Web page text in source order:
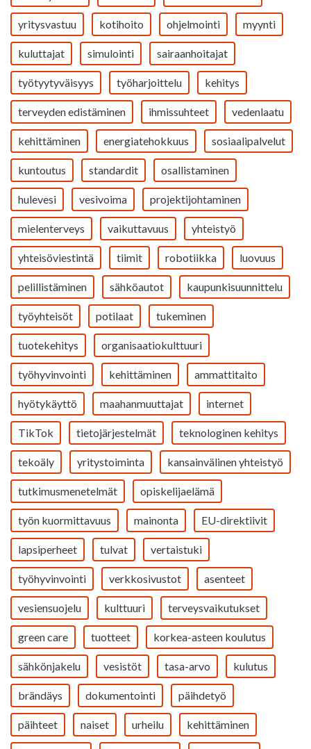
yritysvastuu kotihoito ohjelmointi myynti
kuluttajat simulointi sairaanhoitajat
työtyytyväisyys työharjoittelu kehitys
terveyden edistäminen ihmissuhteet vedenlaatu
kehittäminen energiatehokkuus sosiaalipalvelut
kuntoutus standardit osallistaminen
hulevesi vesivoima projektijohtaminen
mielenterveys vaikuttavuus yhteistyö
yhteisöviestintä tiimit robotiikka luovuus
pelillistäminen sähköautot kaupunkisuunnittelu
työyhteisöt potilaat tukeminen
tuotekehitys organisaatiokulttuuri
työhyvinvointi kehittäminen ammattitaito
hyötykäyttö maahanmuuttajat internet
TikTok tietojärjestelmät teknologinen kehitys
tekoäly yritystoiminta kansainvälinen yhteistyö
tutkimusmenetelmät opiskelijaelämä
työn kuormittavuus mainonta EU-direktiivit
lapsiperheet tulvat vertaistuki
työhyvinvointi verkkosivustot asenteet
vesiensuojelu kulttuuri terveysvaikutukset
green care tuotteet korkea-asteen koulutus
sähkönjakelu vesistöt tasa-arvo kulutus
brändäys dokumentointi päihdetyö
päihteet naiset urheilu kehittäminen